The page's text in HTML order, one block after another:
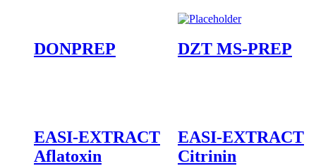
DONPREP DZT MS-PREP
EASI-EXTRACT
Aflatoxin
EASI-EXTRACT
Citrinin